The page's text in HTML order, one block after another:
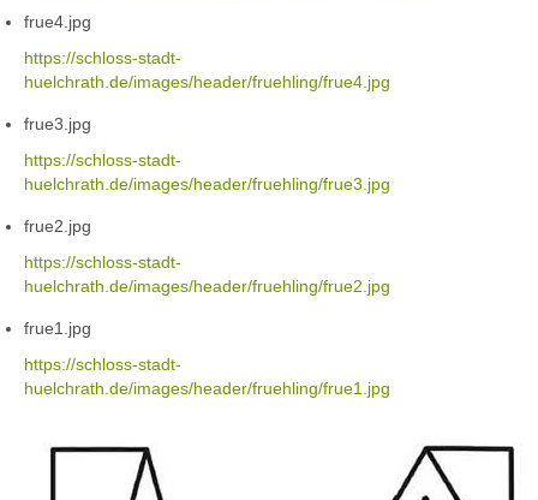
frue4.jpg
https://schloss-stadt-
huelchrath.de/images/header/fruehling/frue4.jpg
frue3.jpg
https://schloss-stadt-
huelchrath.de/images/header/fruehling/frue3.jpg
frue2.jpg
https://schloss-stadt-
huelchrath.de/images/header/fruehling/frue2.jpg
frue1.jpg
https://schloss-stadt-
huelchrath.de/images/header/fruehling/frue1.jpg